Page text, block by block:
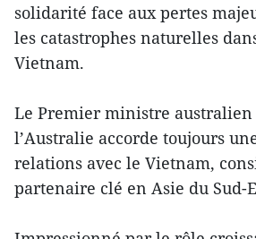
solidarité face aux pertes
les catastrophes naturelles
Vietnam.
Le Premier ministre
l’Australie accorde toujours
relations avec le Vietnam,
partenaire clé en Asie du Sud-